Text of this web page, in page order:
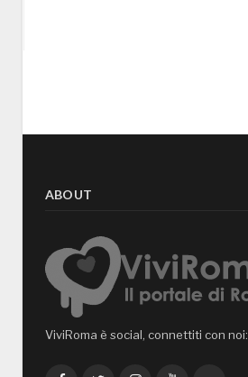
ABOUT
ViviRoma è social, connettiti con noi: